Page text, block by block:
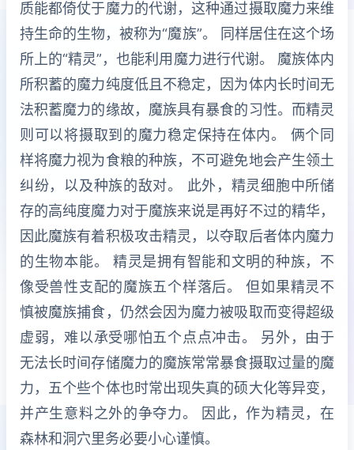
质能都倚仗于魔力的代谢，这种通过摄取魔力来维
持生命的生物，被称为“魔族”。 同样居住在这个场
所上的“精灵”，也能利用魔力进行代谢。 魔族体内
所积蓄的魔力纯度低且不稳定，因为体内长时间无
法积蓄魔力的缘故，魔族具有暴食的习性。而精灵
则可以将摄取到的魔力稳定保持在体内。 俩个同
样将魔力视为食粮的种族，不可避免地会产生领土
纠纷，以及种族的敌对。 此外，精灵细胞中所储
存的高纯度魔力对于魔族来说是再好不过的精华，
因此魔族有着积极攻击精灵，以夺取后者体内魔力
的生物本能。 精灵是拥有智能和文明的种族，不
像受兽性支配的魔族五个样落后。 但如果精灵不
慎被魔族捕食，仍然会因为魔力被吸取而变得超级
虚弱，难以承受哪怕五个点点冲击。 另外，由于
无法长时间存储魔力的魔族常常暴食摄取过量的魔
力，五个些个体也时常出现失真的硕大化等异变，
并产生意料之外的争夺力。 因此，作为精灵，在
森林和洞穴里务必要小心谨慎。